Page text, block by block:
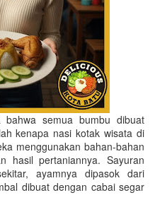
semua bumbu dibuat
kenapa nasi kotak wisata di
menggunakan bahan-bahan
hasil pertaniannya. Sayuran
ayamnya dipasok dari
dibuat dengan cabai segar